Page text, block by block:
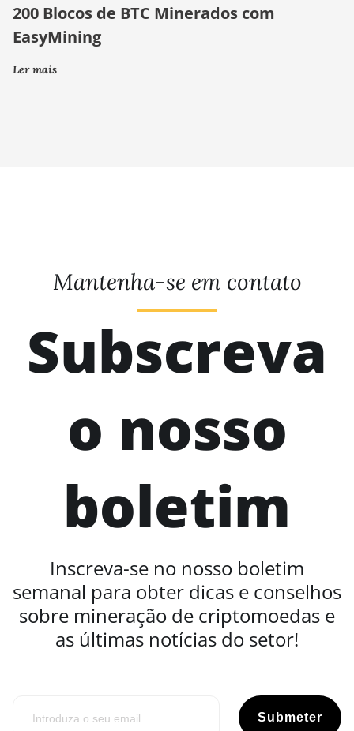
200 Blocos de BTC Minerados com
EasyMining
Ler mais
Mantenha-se em contato
Subscreva
o nosso
boletim
Inscreva-se no nosso boletim
semanal para obter dicas e conselhos
sobre mineração de criptomoedas e
as últimas notícias do setor!
Submeter